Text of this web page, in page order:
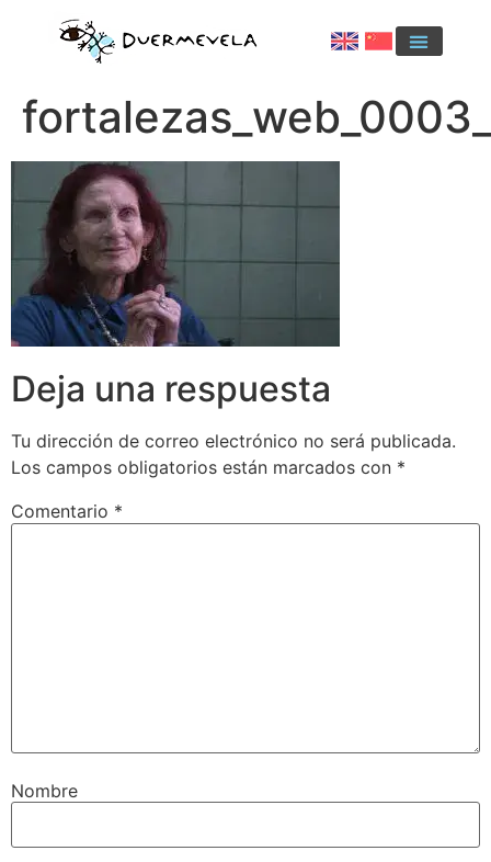
Deja una respuesta
Tu dirección de correo electrónico no será publicada.
Los campos obligatorios están marcados con *
Comentario *
Nombre